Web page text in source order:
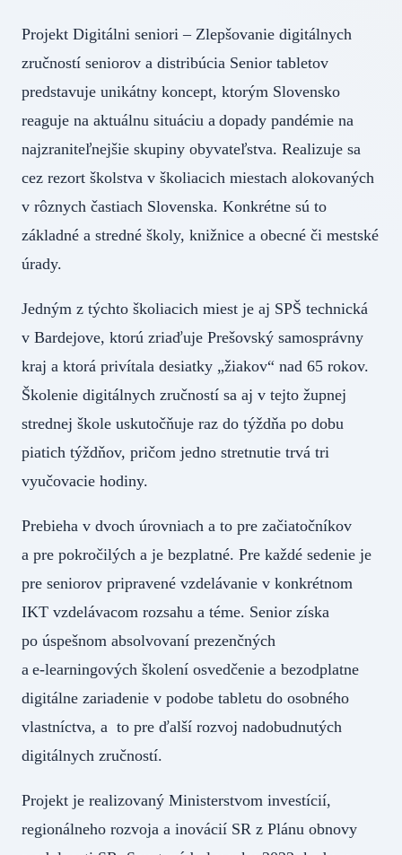
Projekt Digitálni seniori – Zlepšovanie digitálnych
zručností seniorov a distribúcia Senior tabletov
predstavuje unikátny koncept, ktorým Slovensko
reaguje na aktuálnu situáciu a dopady pandémie na
najzraniteľnejšie skupiny obyvateľstva. Realizuje sa
cez rezort školstva v školiacich miestach alokovaných
v rôznych častiach Slovenska. Konkrétne sú to
základné a stredné školy, knižnice a obecné či mestské
úrady.
Jedným z týchto školiacich miest je aj SPŠ technická
v Bardejove, ktorú zriaďuje Prešovský samosprávny
kraj a ktorá privítala desiatky „žiakov“ nad 65 rokov.
Školenie digitálnych zručností sa aj v tejto župnej
strednej škole uskutočňuje raz do týždňa po dobu
piatich týždňov, pričom jedno stretnutie trvá tri
vyučovacie hodiny.
Prebieha v dvoch úrovniach a to pre začiatočníkov
a pre pokročilých a je bezplatné. Pre každé sedenie je
pre seniorov pripravené vzdelávanie v konkrétnom
IKT vzdelávacom rozsahu a téme. Senior získa
po úspešnom absolvovaní prezenčných
a e‑learningových školení osvedčenie a bezodplatne
digitálne zariadenie v podobe tabletu do osobného
vlastníctva, a to pre ďalší rozvoj nadobudnutých
digitálnych zručností.
Projekt je realizovaný Ministerstvom investícií,
regionálneho rozvoja a inovácií SR z Plánu obnovy